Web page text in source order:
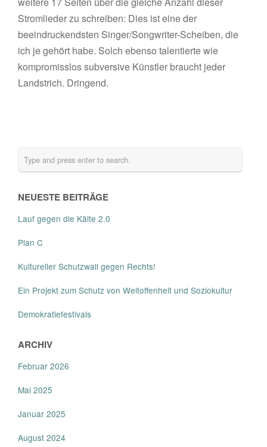
Stromlieder zu schreiben: Dies ist eine der
beeindruckendsten Singer/Songwriter-Scheiben, die
ich je gehört habe. Solch ebenso talentierte wie
kompromisslos subversive Künstler braucht jeder
Landstrich. Dringend.
NEUESTE BEITRÄGE
Lauf gegen die Kälte 2.0
Plan C
Kultureller Schutzwall gegen Rechts!
Ein Projekt zum Schutz von Weltoffenheit und Soziokultur
Demokratiefestivals
ARCHIV
Februar 2026
Mai 2025
Januar 2025
August 2024